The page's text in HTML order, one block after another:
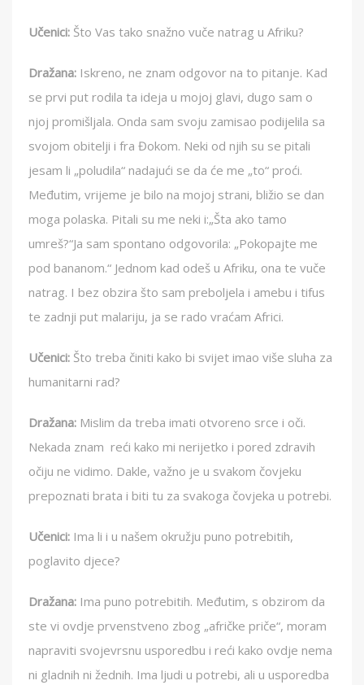
Učenici: Što Vas tako snažno vuče natrag u Afriku?
Dražana: Iskreno, ne znam odgovor na to pitanje. Kad
se prvi put rodila ta ideja u mojoj glavi, dugo sam o
njoj promišljala. Onda sam svoju zamisao podijelila sa
svojom obitelji i fra Đokom. Neki od njih su se pitali
jesam li „poludila“ nadajući se da će me „to“ proći.
Međutim, vrijeme je bilo na mojoj strani, bližio se dan
moga polaska. Pitali su me neki i:„Šta ako tamo
umreš?“Ja sam spontano odgovorila: „Pokopajte me
pod bananom.“ Jednom kad odeš u Afriku, ona te vuče
natrag. I bez obzira što sam preboljela i amebu i tifus
te zadnji put malariju, ja se rado vraćam Africi.
Učenici: Što treba činiti kako bi svijet imao više sluha za
humanitarni rad?
Dražana: Mislim da treba imati otvoreno srce i oči.
Nekada znam reći kako mi nerijetko i pored zdravih
očiju ne vidimo. Dakle, važno je u svakom čovjeku
prepoznati brata i biti tu za svakoga čovjeka u potrebi.
Učenici: Ima li i u našem okružju puno potrebitih,
poglavito djece?
Dražana: Ima puno potrebitih. Međutim, s obzirom da
ste vi ovdje prvenstveno zbog „afričke priče“, moram
napraviti svojevrsnu usporedbu i reći kako ovdje nema
ni gladnih ni žednih. Ima ljudi u potrebi, ali u usporedba